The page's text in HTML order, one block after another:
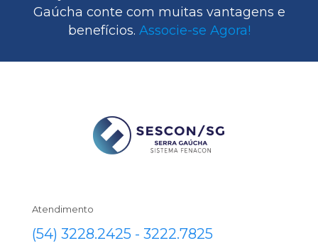
Gaúcha conte com muitas vantagens e
benefícios. Associe-se Agora!
Atendimento
(54) 3228.2425 - 3222.7825